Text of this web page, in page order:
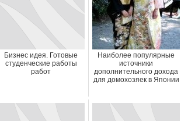
Бизнес идея. Готовые
студенческие работы
работ
Наиболее популярные
источники
дополнительного дохода
для домохозяек в Японии